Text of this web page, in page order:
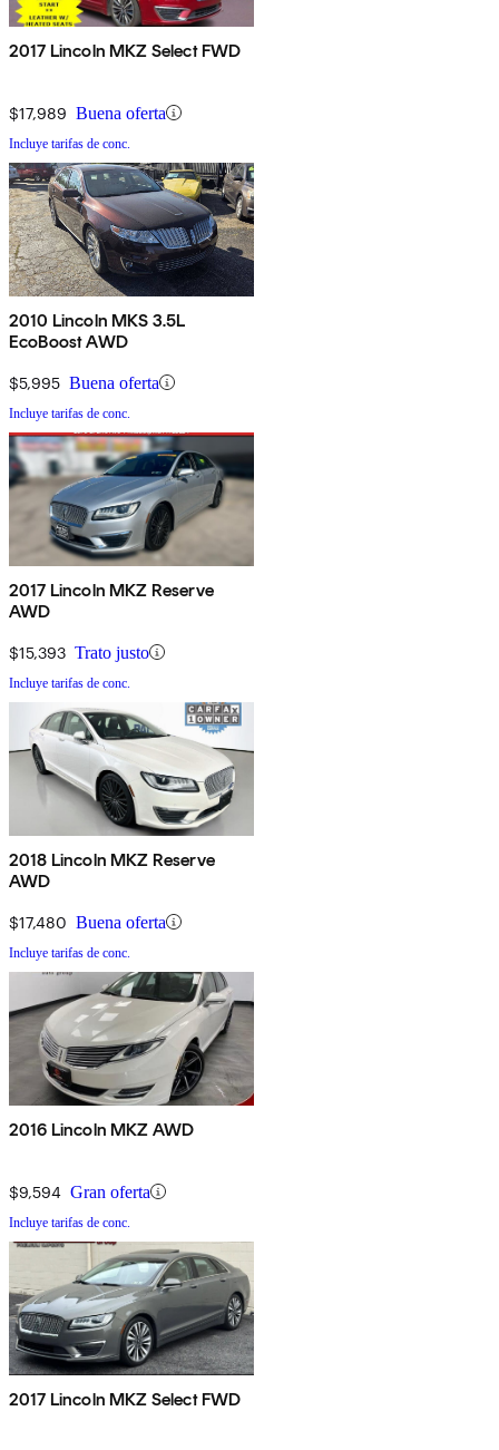
2017 Lincoln MKZ Select FWD
$17,989 Buena oferta
Incluye tarifas de conc.
2010 Lincoln MKS 3.5L
EcoBoost AWD
$5,995 Buena oferta
Incluye tarifas de conc.
2017 Lincoln MKZ Reserve
AWD
$15,393 Trato justo
Incluye tarifas de conc.
2018 Lincoln MKZ Reserve
AWD
$17,480 Buena oferta
Incluye tarifas de conc.
2016 Lincoln MKZ AWD
$9,594 Gran oferta
Incluye tarifas de conc.
2017 Lincoln MKZ Select FWD